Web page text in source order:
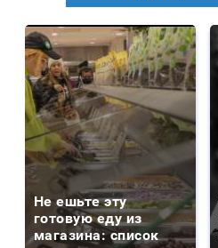
Не ешьте эту
готовую еду из
магазина: список